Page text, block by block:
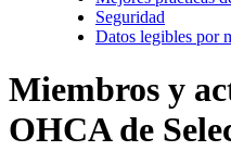
Seguridad
Datos legibles por
Miembros y
OHCA de